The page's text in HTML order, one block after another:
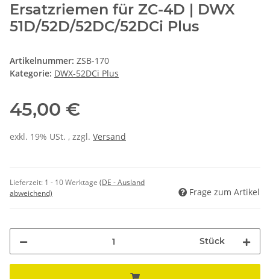
Ersatzriemen für ZC-4D | DWX
51D/52D/52DC/52DCi Plus
Artikelnummer: ZSB-170
Kategorie: DWX-52DCi Plus
45,00 €
exkl. 19% USt. , zzgl. Versand
Lieferzeit: 1 - 10 Werktage (DE - Ausland
abweichend)
Frage zum Artikel
Stück